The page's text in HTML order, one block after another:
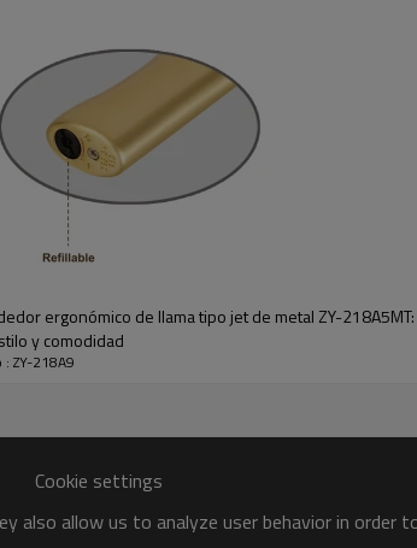
iluminación en ambientes oscuros.
Resistente y duradero: hecho de
ser duradero y duradero.
● Control de llama ajustable: El
intensidad de la llama según sus
● 100% calidad inspeccionada
● Pasó la certificación ISO9994
ergonómico de llama tipo jet de metal ZY-
y comodidad
ZY-218A9
Cookie settings
also allow us to analyze user behavior in